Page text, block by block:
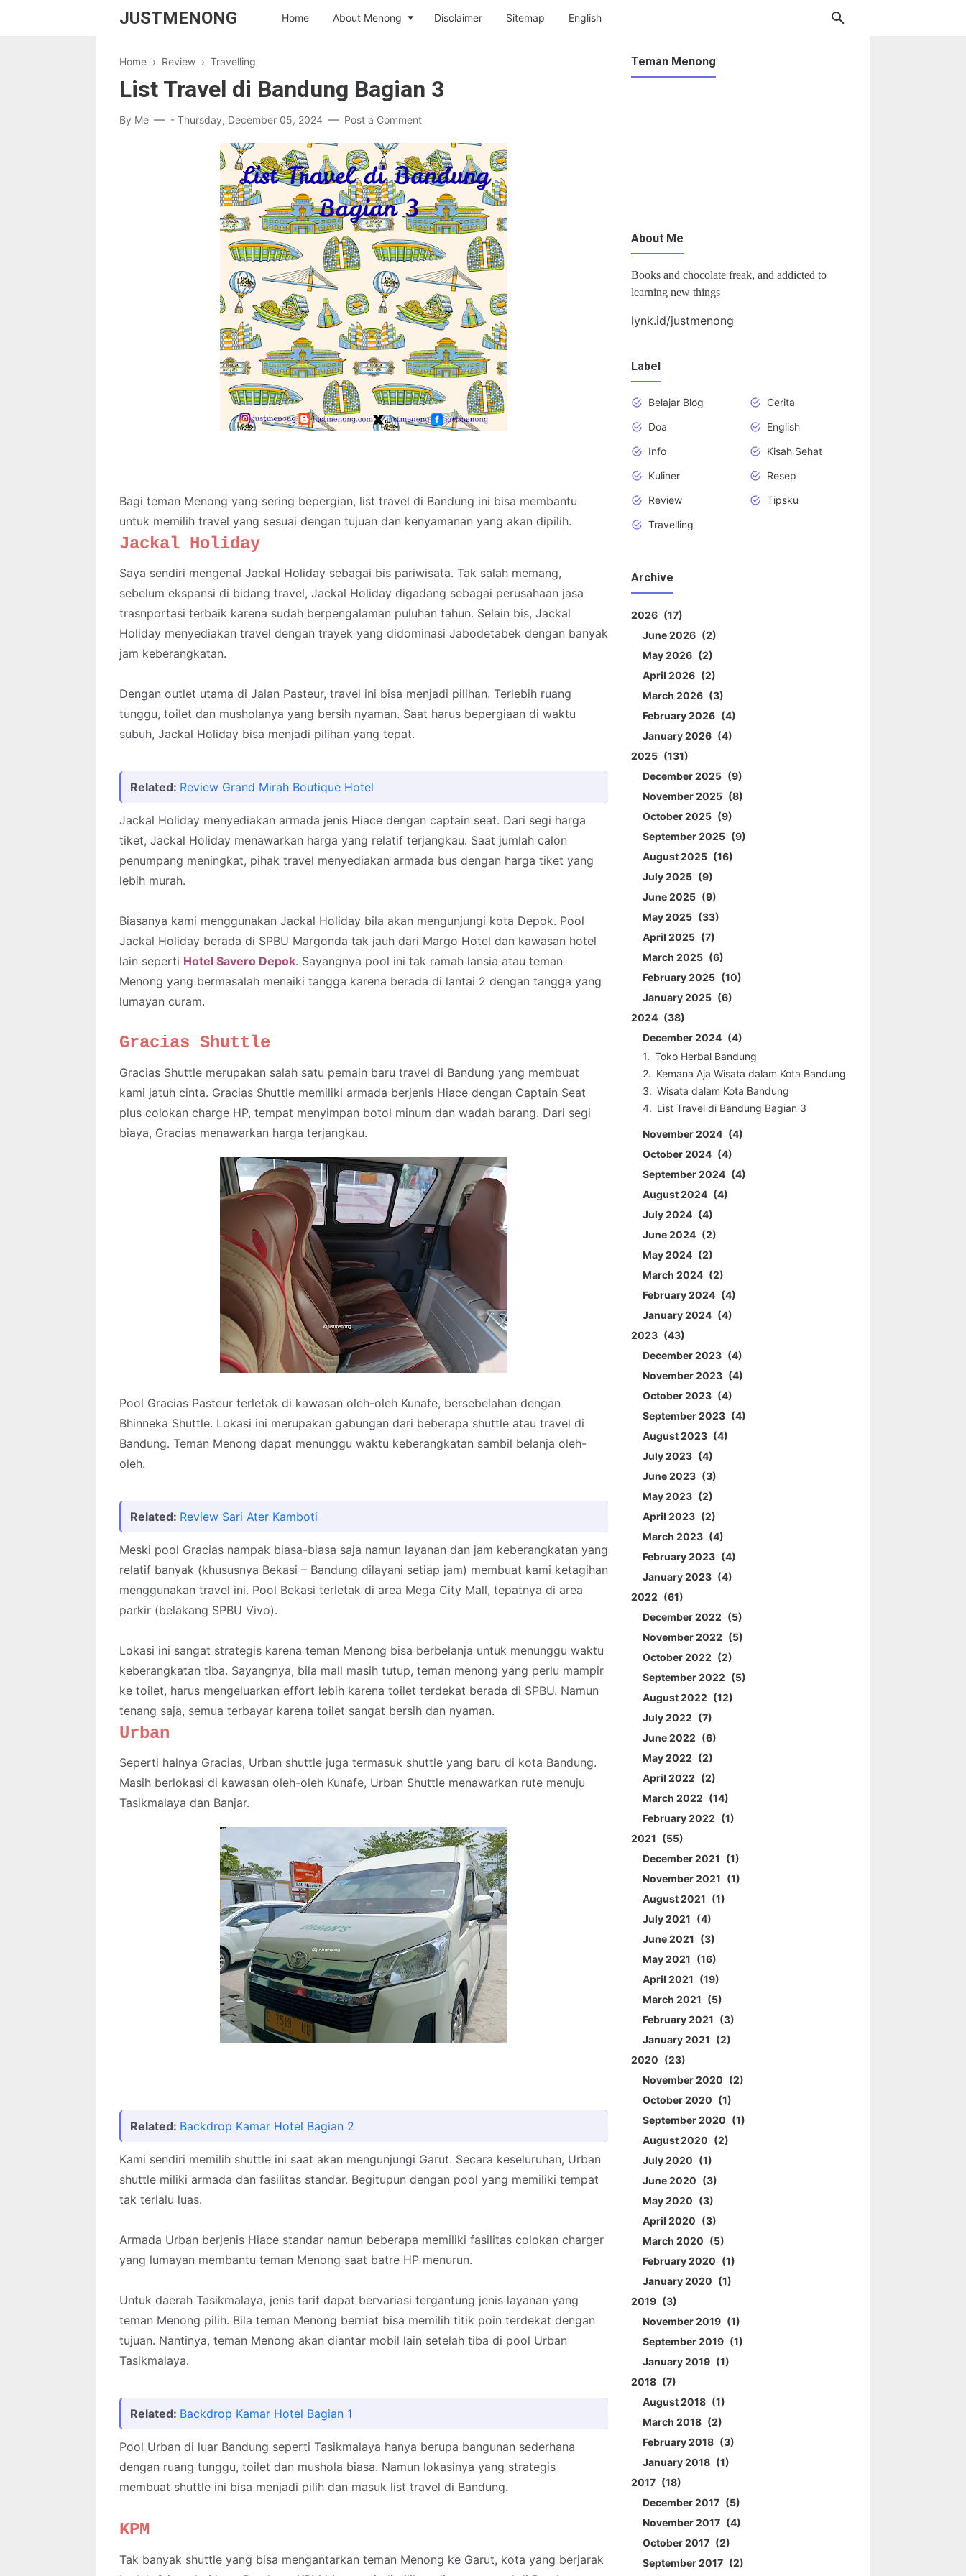
JUSTMENONG Home About Menong Disclaimer Sitemap English
Home › Review › Travelling
List Travel di Bandung Bagian 3
By Me - Thursday, December 05, 2024 Post a Comment
Bagi teman Menong yang sering bepergian, list travel di Bandung ini bisa membantu
untuk memilih travel yang sesuai dengan tujuan dan kenyamanan yang akan dipilih.
Jackal Holiday
Saya sendiri mengenal Jackal Holiday sebagai bis pariwisata. Tak salah memang,
sebelum ekspansi di bidang travel, Jackal Holiday digadang sebagai perusahaan jasa
trasnportasi terbaik karena sudah berpengalaman puluhan tahun. Selain bis, Jackal
Holiday menyediakan travel dengan trayek yang didominasi Jabodetabek dengan banyak
jam keberangkatan.
Dengan outlet utama di Jalan Pasteur, travel ini bisa menjadi pilihan. Terlebih ruang
tunggu, toilet dan musholanya yang bersih nyaman. Saat harus bepergiaan di waktu
subuh, Jackal Holiday bisa menjadi pilihan yang tepat.
Related: Review Grand Mirah Boutique Hotel
Jackal Holiday menyediakan armada jenis Hiace dengan captain seat. Dari segi harga
tiket, Jackal Holiday menawarkan harga yang relatif terjangkau. Saat jumlah calon
penumpang meningkat, pihak travel menyediakan armada bus dengan harga tiket yang
lebih murah.
Biasanya kami menggunakan Jackal Holiday bila akan mengunjungi kota Depok. Pool
Jackal Holiday berada di SPBU Margonda tak jauh dari Margo Hotel dan kawasan hotel
lain seperti Hotel Savero Depok. Sayangnya pool ini tak ramah lansia atau teman
Menong yang bermasalah menaiki tangga karena berada di lantai 2 dengan tangga yang
lumayan curam.
Gracias Shuttle
Gracias Shuttle merupakan salah satu pemain baru travel di Bandung yang membuat
kami jatuh cinta. Gracias Shuttle memiliki armada berjenis Hiace dengan Captain Seat
plus colokan charge HP, tempat menyimpan botol minum dan wadah barang. Dari segi
biaya, Gracias menawarkan harga terjangkau.
Pool Gracias Pasteur terletak di kawasan oleh-oleh Kunafe, bersebelahan dengan
Bhinneka Shuttle. Lokasi ini merupakan gabungan dari beberapa shuttle atau travel di
Bandung. Teman Menong dapat menunggu waktu keberangkatan sambil belanja oleh-
oleh.
Related: Review Sari Ater Kamboti
Meski pool Gracias nampak biasa-biasa saja namun layanan dan jam keberangkatan yang
relatif banyak (khususnya Bekasi – Bandung dilayani setiap jam) membuat kami ketagihan
menggunakan travel ini. Pool Bekasi terletak di area Mega City Mall, tepatnya di area
parkir (belakang SPBU Vivo).
Lokasi ini sangat strategis karena teman Menong bisa berbelanja untuk menunggu waktu
keberangkatan tiba. Sayangnya, bila mall masih tutup, teman menong yang perlu mampir
ke toilet, harus mengeluarkan effort lebih karena toilet terdekat berada di SPBU. Namun
tenang saja, semua terbayar karena toilet sangat bersih dan nyaman.
Urban
Seperti halnya Gracias, Urban shuttle juga termasuk shuttle yang baru di kota Bandung.
Masih berlokasi di kawasan oleh-oleh Kunafe, Urban Shuttle menawarkan rute menuju
Tasikmalaya dan Banjar.
Related: Backdrop Kamar Hotel Bagian 2
Kami sendiri memilih shuttle ini saat akan mengunjungi Garut. Secara keseluruhan, Urban
shuttle miliki armada dan fasilitas standar. Begitupun dengan pool yang memiliki tempat
tak terlalu luas.
Armada Urban berjenis Hiace standar namun beberapa memiliki fasilitas colokan charger
yang lumayan membantu teman Menong saat batre HP menurun.
Untuk daerah Tasikmalaya, jenis tarif dapat bervariasi tergantung jenis layanan yang
teman Menong pilih. Bila teman Menong berniat bisa memilih titik poin terdekat dengan
tujuan. Nantinya, teman Menong akan diantar mobil lain setelah tiba di pool Urban
Tasikmalaya.
Related: Backdrop Kamar Hotel Bagian 1
Pool Urban di luar Bandung seperti Tasikmalaya hanya berupa bangunan sederhana
dengan ruang tunggu, toilet dan mushola biasa. Namun lokasinya yang strategis
membuat shuttle ini bisa menjadi pilih dan masuk list travel di Bandung.
KPM
Tak banyak shuttle yang bisa mengantarkan teman Menong ke Garut, kota yang berjarak
Teman Menong
About Me
Books and chocolate freak, and addicted to
learning new things
lynk.id/justmenong
Label
Belajar Blog
Cerita
Doa
English
Info
Kisah Sehat
Kuliner
Resep
Review
Tipsku
Travelling
Archive
2026
17
June 2026
2
May 2026
2
April 2026
2
March 2026
3
February 2026
4
January 2026
4
2025
131
December 2025
9
November 2025
8
October 2025
9
September 2025
9
August 2025
16
July 2025
9
June 2025
9
May 2025
33
April 2025
7
March 2025
6
February 2025
10
January 2025
6
2024
38
December 2024
4
Toko Herbal Bandung
Kemana Aja Wisata dalam Kota Bandung
Wisata dalam Kota Bandung
List Travel di Bandung Bagian 3
November 2024
4
October 2024
4
September 2024
4
August 2024
4
July 2024
4
June 2024
2
May 2024
2
March 2024
2
February 2024
4
January 2024
4
2023
43
December 2023
4
November 2023
4
October 2023
4
September 2023
4
August 2023
4
July 2023
4
June 2023
3
May 2023
2
April 2023
2
March 2023
4
February 2023
4
January 2023
4
2022
61
December 2022
5
November 2022
5
October 2022
2
September 2022
5
August 2022
12
July 2022
7
June 2022
6
May 2022
2
April 2022
2
March 2022
14
February 2022
1
2021
55
December 2021
1
November 2021
1
August 2021
1
July 2021
4
June 2021
3
May 2021
16
April 2021
19
March 2021
5
February 2021
3
January 2021
2
2020
23
November 2020
2
October 2020
1
September 2020
1
August 2020
2
July 2020
1
June 2020
3
May 2020
3
April 2020
3
March 2020
5
February 2020
1
January 2020
1
2019
3
November 2019
1
September 2019
1
January 2019
1
2018
7
August 2018
1
March 2018
2
February 2018
3
January 2018
1
2017
18
December 2017
5
November 2017
4
October 2017
2
September 2017
2